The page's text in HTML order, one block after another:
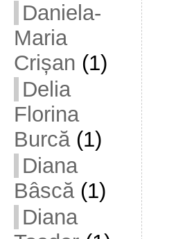
Daniela-
Maria
Crișan (1)
Delia
Florina
Burcă(1)
Diana
Bâscă(1)
Diana